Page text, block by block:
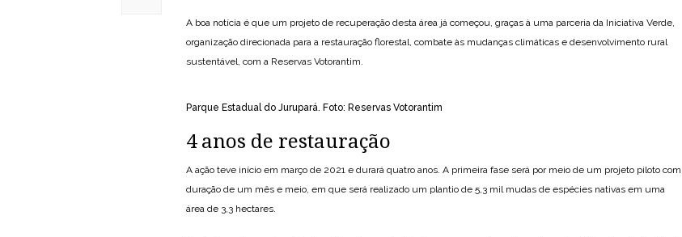
A boa notícia é que um projeto de recuperação desta área já começou, graças à uma parceria da Iniciativa Verde,
organização direcionada para a restauração florestal, combate às mudanças climáticas e desenvolvimento rural
sustentável, com a Reservas Votorantim.
Parque Estadual do Jurupará. Foto: Reservas Votorantim
4 anos de restauração
A ação teve início em março de 2021 e durará quatro anos. A primeira fase será por meio de um projeto piloto com
duração de um mês e meio, em que será realizado um plantio de 5,3 mil mudas de espécies nativas em uma
área de 3,3 hectares.